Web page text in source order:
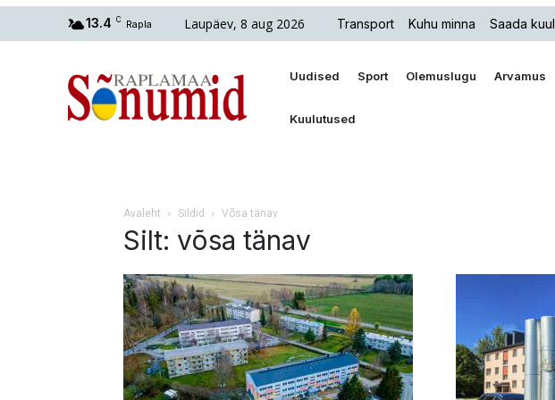
13.4 C Rapla Laupäev, 8 aug 2026 Transport Kuhu minna Saada
Uudised Sport Olemuslugu Arvamus
Kuulutused
Avaleht Sildid Võsa tänav
Silt: võsa tänav